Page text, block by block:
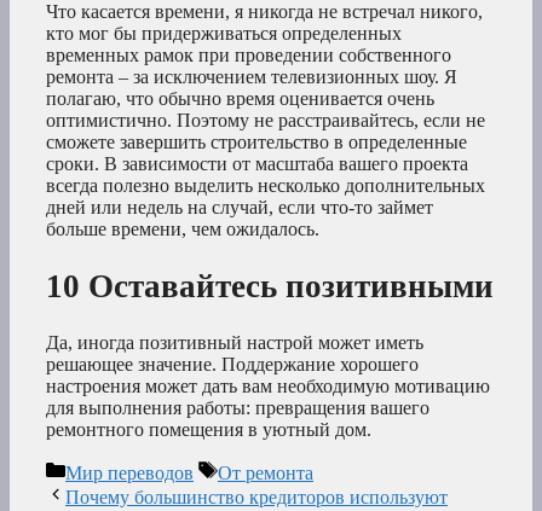
Что касается времени, я никогда не встречал никого,
кто мог бы придерживаться определенных
временных рамок при проведении собственного
ремонта – за исключением телевизионных шоу. Я
полагаю, что обычно время оценивается очень
оптимистично. Поэтому не расстраивайтесь, если не
сможете завершить строительство в определенные
сроки. В зависимости от масштаба вашего проекта
всегда полезно выделить несколько дополнительных
дней или недель на случай, если что-то займет
больше времени, чем ожидалось.
10 Оставайтесь позитивными
Да, иногда позитивный настрой может иметь
решающее значение. Поддержание хорошего
настроения может дать вам необходимую мотивацию
для выполнения работы: превращения вашего
ремонтного помещения в уютный дом.
Рубрики
Мир переводов Метки
От ремонта
Почему большинство кредиторов используют